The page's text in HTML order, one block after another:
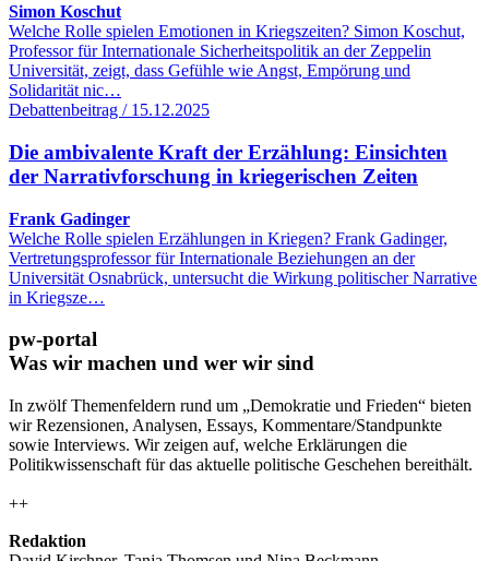
Simon Koschut
Welche Rolle spielen Emotionen in Kriegszeiten? Simon Koschut,
Professor für Internationale Sicherheitspolitik an der Zeppelin
Universität, zeigt, dass Gefühle wie Angst, Empörung und
Solidarität nic…
Debattenbeitrag / 15.12.2025
Die ambivalente Kraft der Erzählung: Einsichten
der Narrativforschung in kriegerischen Zeiten
Frank Gadinger
Welche Rolle spielen Erzählungen in Kriegen? Frank Gadinger,
Vertretungsprofessor für Internationale Beziehungen an der
Universität Osnabrück, untersucht die Wirkung politischer Narrative
in Kriegsze…
pw-portal
Was wir machen und wer wir sind
In zwölf Themenfeldern rund um „Demokratie und Frieden“ bieten
wir Rezensionen, Analysen, Essays, Kommentare/Standpunkte
sowie Interviews. Wir zeigen auf, welche Erklärungen die
Politikwissenschaft für das aktuelle politische Geschehen bereithält.
++
Redaktion